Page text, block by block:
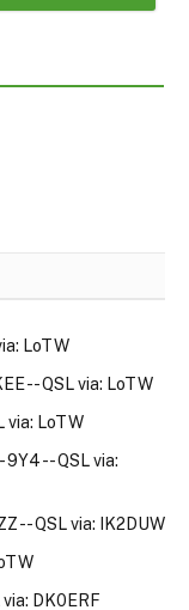
LoTW
-- QSL via: LoTW
via: LoTW
-- QSL via:
-- QSL via: IK2DUW
DK0ERF